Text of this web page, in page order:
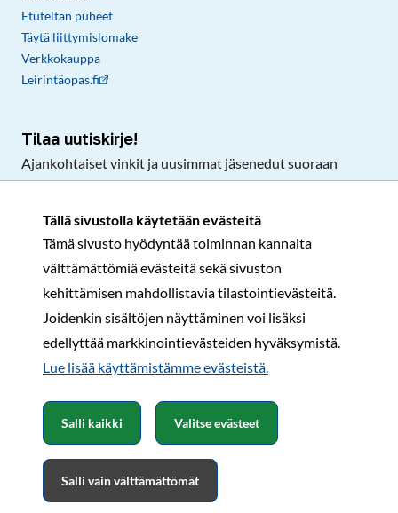
Tällä sivustolla käytetään evästeitä
Tämä sivusto hyödyntää toiminnan kannalta
välttämättömiä evästeitä sekä sivuston
kehittämisen mahdollistavia tilastointievästeitä.
Joidenkin sisältöjen näyttäminen voi lisäksi
edellyttää markkinointievästeiden hyväksymistä.
Lue lisää käyttämistämme evästeistä.​​​​​​
Salli kaikki
Salli vain välttämättömät
Valitse evästeet
Etuteltan puheet
Täytä liittymislomake
Verkkokauppa
Leirintäopas.fi
Tilaa uutiskirje!
Ajankohtaiset vinkit ja uusimmat jäsenedut suoraan
Rekisteri- ja tietosuojaselosteSopimusehdot